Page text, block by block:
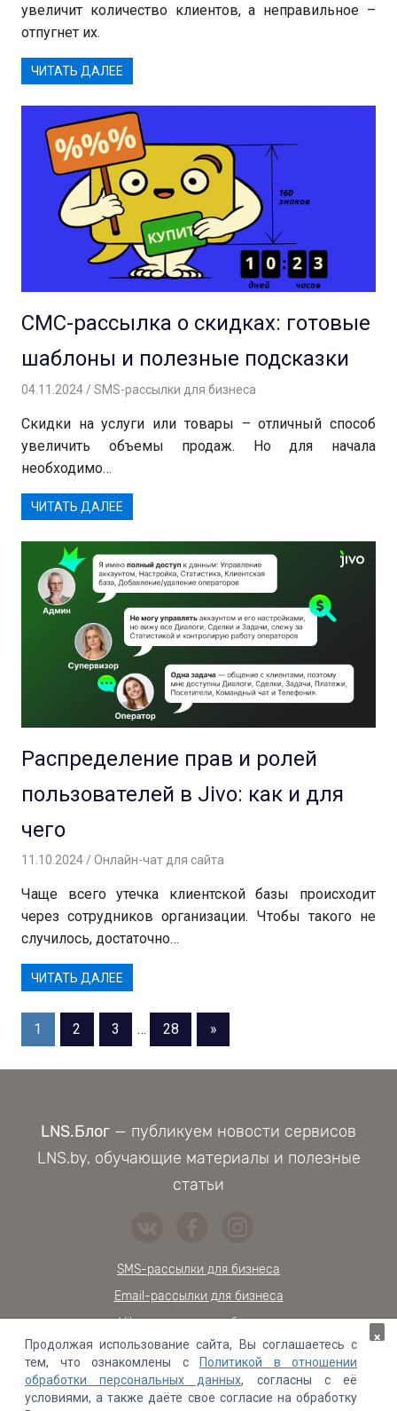
увеличит количество клиентов, а неправильное –
отпугнет их.
ЧИТАТЬ ДАЛЕЕ
СМС-рассылка о скидках: готовые
шаблоны и полезные подсказки
04.11.2024 Андрей
SMS-рассылки для бизнеса
Скидки на услуги или товары – отличный способ
увеличить объемы продаж. Но для начала
необходимо…
ЧИТАТЬ ДАЛЕЕ
Распределение прав и ролей
пользователей в Jivo: как и для
чего
11.10.2024 Андрей
Онлайн-чат для сайта
Чаще всего утечка клиентской базы происходит
через сотрудников организации. Чтобы такого не
случилось, достаточно…
ЧИТАТЬ ДАЛЕЕ
Пагинация
1 2 3 … 28
Следующие
записи
»
LNS.Блог — публикуем новости сервисов
LNS.by, обучающие материалы и полезные
статьи
SMS-рассылки для бизнеса
Email-рассылки для бизнеса
Viber-расылки для бизнеса
Обратный звонок на сайт
Онлайн-чат для сайта
Проверка контрагентов
Продолжая использование сайта, Вы соглашаетесь с
тем, что ознакомлены с
Политикой в отношении
обработки персональных данных, согласны с её
условиями, а также даёте свое согласие на обработку
×